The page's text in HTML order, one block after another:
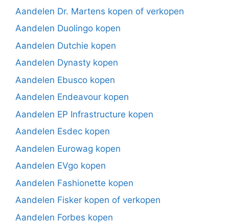
Aandelen Dr. Martens kopen of verkopen
Aandelen Duolingo kopen
Aandelen Dutchie kopen
Aandelen Dynasty kopen
Aandelen Ebusco kopen
Aandelen Endeavour kopen
Aandelen EP Infrastructure kopen
Aandelen Esdec kopen
Aandelen Eurowag kopen
Aandelen EVgo kopen
Aandelen Fashionette kopen
Aandelen Fisker kopen of verkopen
Aandelen Forbes kopen